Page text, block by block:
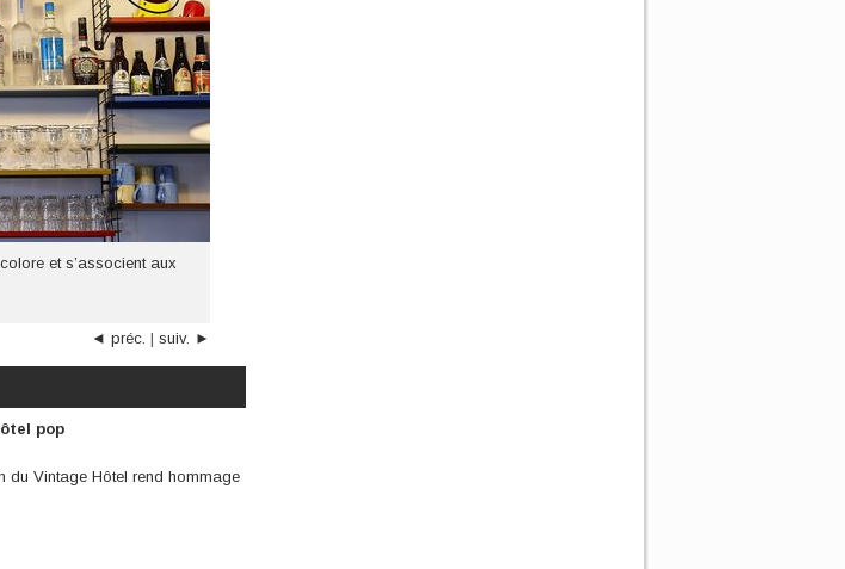
et s’associent aux
◄ préc. | suiv. ►
pop
du Vintage Hôtel rend hommage